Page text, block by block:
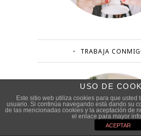
TRABAJA
USO DE
Este sitio web utiliza cookies para que usted
usuario. Si continúa navegando está dando su
de las mencionadas cookies y la aceptación de
el enlace para mayor
ACEPTAR